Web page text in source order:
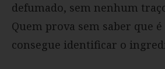
defumado, sem nenhum
Quem prova sem saber que
consegue identificar o